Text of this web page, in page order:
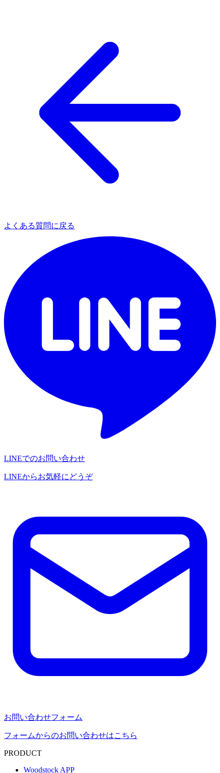
よくある質問に戻る
LINEでのお問い合わせ
LINEからお気軽にどうぞ
お問い合わせフォーム
フォームからのお問い合わせはこちら
PRODUCT
Woodstock APP